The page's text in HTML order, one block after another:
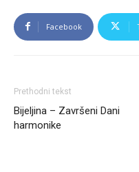
Facebook
Prethodni tekst
Bijeljina – Završeni Dani
harmonike